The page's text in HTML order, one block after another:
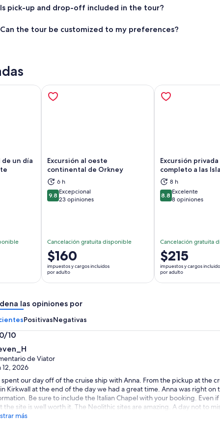
Is pick-up and drop-off included in the tour?
Can the tour be customized to my preferences?
un día
en una nueva pestaña
Excursión al oeste
continental de Orkney
6 h
9.89.8 de 10
Excepcional
23 opiniones
Cancelación gratuita disponible
El
precio
es
de
por
$160
impuestos y cargos incluidos
por adulto
Se abrirá en una nueva pestaña
Excursión
completo a las
8 h
8.88.8 de 10
Excelente
8 opiniones
Cancelación gratuita
El
precio
es
de
$215
impuestos y cargos
por adulto
las opiniones por
PositivasNegativas
10
de Viator
12, 2026
spent our day off of the cruise ship with Anna. From the pickup at the
Kirkwall at the end of the day we had a great time. Anna was right on
Be sure to include the Italian Chapel with your booking. Even
the site is well worth it. The Neolithic sites are amazing. A day not to
más